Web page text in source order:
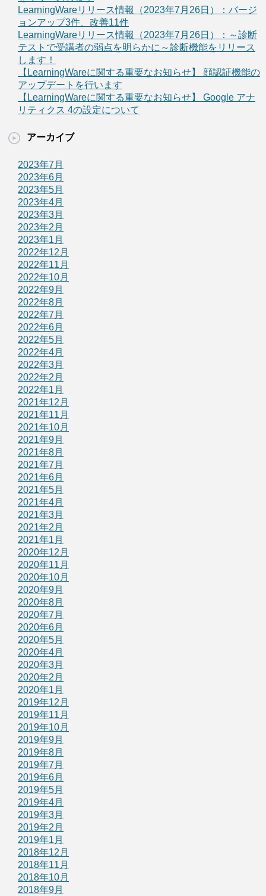
LearningWareリリース情報（2023年7月26日）：バージ
ョンアップ3件、改善11件
LearningWareリリース情報（2023年7月26日）：～診断
テストで受講者の弱点を明らかに～診断機能をリリース
します！
【LearningWareに関する重要なお知らせ】 顔認証機能の
アップデートを行います
【LearningWareに関する重要なお知らせ】 Google アナ
リティクス 4の設定について
アーカイブ
2023年7月
2023年6月
2023年5月
2023年4月
2023年3月
2023年2月
2023年1月
2022年12月
2022年11月
2022年10月
2022年9月
2022年8月
2022年7月
2022年6月
2022年5月
2022年4月
2022年3月
2022年2月
2022年1月
2021年12月
2021年11月
2021年10月
2021年9月
2021年8月
2021年7月
2021年6月
2021年5月
2021年4月
2021年3月
2021年2月
2021年1月
2020年12月
2020年11月
2020年10月
2020年9月
2020年8月
2020年7月
2020年6月
2020年5月
2020年4月
2020年3月
2020年2月
2020年1月
2019年12月
2019年11月
2019年10月
2019年9月
2019年8月
2019年7月
2019年6月
2019年5月
2019年4月
2019年3月
2019年2月
2019年1月
2018年12月
2018年11月
2018年10月
2018年9月